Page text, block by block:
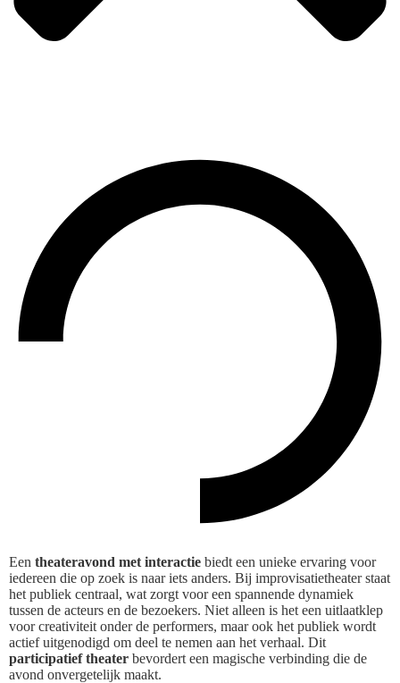
Een theateravond met interactie biedt een unieke ervaring voor
iedereen die op zoek is naar iets anders. Bij improvisatietheater staat
het publiek centraal, wat zorgt voor een spannende dynamiek
tussen de acteurs en de bezoekers. Niet alleen is het een uitlaatklep
voor creativiteit onder de performers, maar ook het publiek wordt
actief uitgenodigd om deel te nemen aan het verhaal. Dit
participatief theater bevordert een magische verbinding die de
avond onvergetelijk maakt.